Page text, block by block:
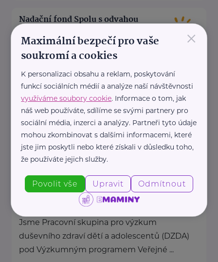
Nadační fond Spolu s odvahou
Žižkova 403 Mladá Boleslav
Nadační fond Spolu s odvahou
posláním je podporovat duševní
https://spolusodvahou.org/cz/
+420 725 565 273
info@spolusodvahou.cz
Národní ústav duševního zdraví, Pracovní
skupina pro výzkum duševního zdraví dětí a
adolescentů
Klecany
Jsme Pracovní skupina pro výzkum
duševního zdraví dětí a adolescentů (DZDA)
pod Výzkumným programem Veřejné ...
×
Maximální bezpečí pro vaše
soukromí a cookies
K personalizaci obsahu a reklam, poskytování
funkcí sociálních médií a analýze naší návštěvnosti
využíváme soubory cookie. Informace o tom, jak
náš web používáte, sdílíme se svými partnery pro
sociální média, inzerci a analýzy. Partneři tyto údaje
mohou zkombinovat s dalšími informacemi, které
jste jim poskytli nebo které získali v důsledku toho,
že používáte jejich služby.
Povolit vše Upravit Odmítnout